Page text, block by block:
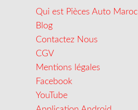
Qui est Pièces Auto Maroc
Blog
Contactez Nous
CGV
Mentions légales
Facebook
YouTube